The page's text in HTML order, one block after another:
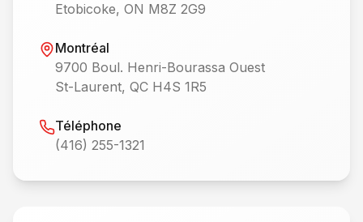
Etobicoke, ON M8Z 2G9
Montréal
9700 Boul. Henri-Bourassa Ouest
St-Laurent, QC H4S 1R5
Téléphone
(416) 255-1321